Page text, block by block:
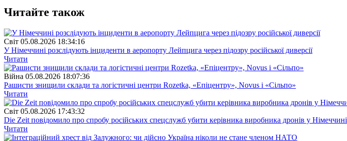
Читайте також
Свiт 05.08.2026 18:34:16
У Німеччині розслідують інциденти в аеропорту Лейпцига через підозру російської диверсії
Читати
Війна 05.08.2026 18:07:36
Рашисти знищили склади та логістичні центри Rozetka, «Епіцентру», Novus і «Сільпо»
Читати
Свiт 05.08.2026 17:43:32
Die Zeit повідомило про спробу російських спецслужб убити керівника виробника дронів у Німеччині
Читати